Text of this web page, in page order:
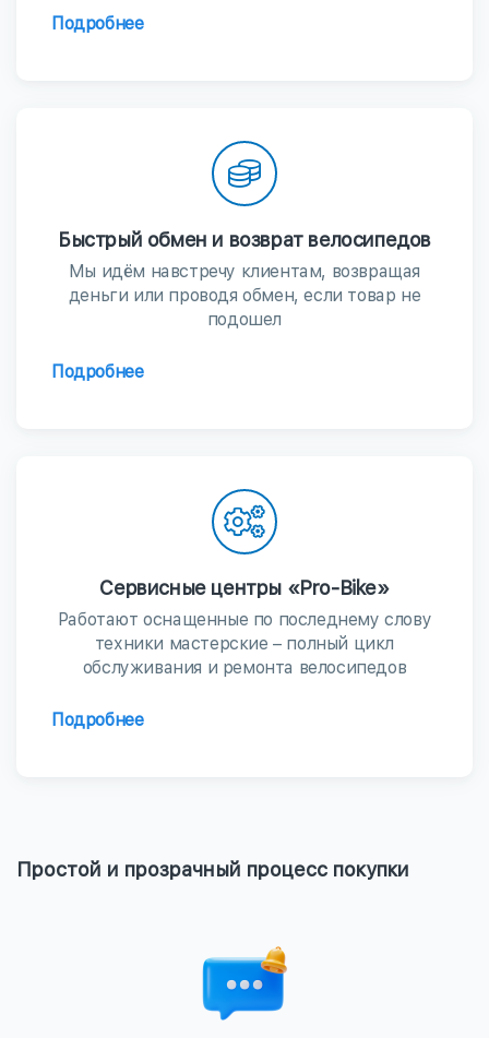
Подробнее
Быстрый обмен и возврат велосипедов
Мы идём навстречу клиентам, возвращая
деньги или проводя обмен, если товар не
подошел
Подробнее
Сервисные центры «Pro-Bike»
Работают оснащенные по последнему слову
техники мастерские – полный цикл
обслуживания и ремонта велосипедов
Подробнее
Простой и прозрачный процесс покупки